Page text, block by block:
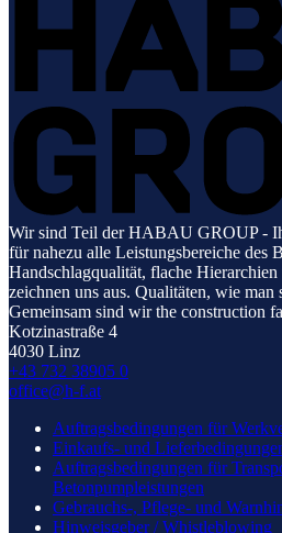
Wir sind Teil der HABAU GROUP -
für nahezu alle Leistungsbereiche des
Handschlagqualität, flache
zeichnen uns aus. Qualitäten, wie
Gemeinsam sind wir the construction
Kotzinastraße 4
4030 Linz
+43 732 38905 0
office@h-f.at
Auftragsbedingungen für
Einkaufs- und
Auftragsbedingungen für
Betonpumpleistungen
Gebrauchs-, Pflege- und
Hinweisgeber / Whistleblowing